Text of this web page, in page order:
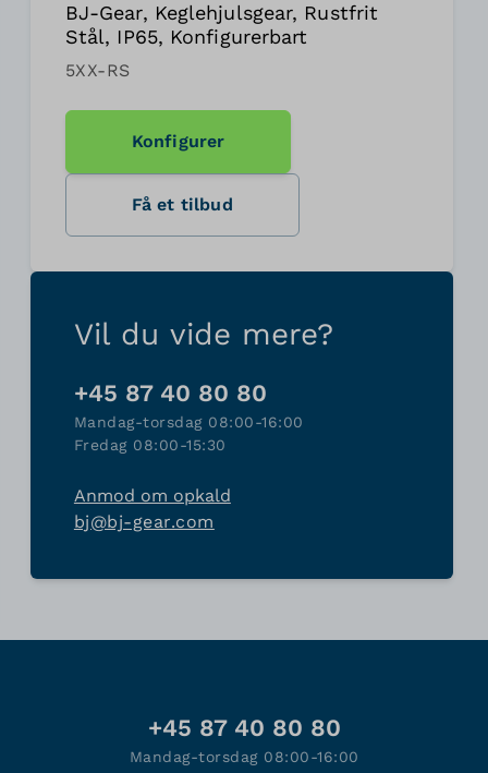
BJ-Gear, Keglehjulsgear, Rustfrit
Stål, IP65, Konfigurerbart
5XX-RS
Konfigurer
Få et tilbud
Vil du vide mere?
+45 87 40 80 80
Mandag-torsdag 08:00-16:00
Fredag 08:00-15:30
Anmod om opkald
bj@bj-gear.com
+45 87 40 80 80
Mandag-torsdag 08:00-16:00